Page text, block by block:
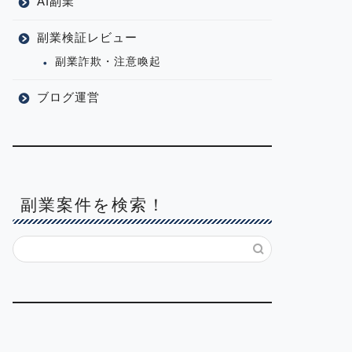
副業検証レビュー
副業詐欺・注意喚起
ブログ運営
副業案件を検索！